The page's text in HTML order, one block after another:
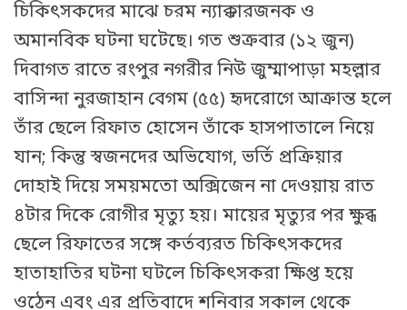
চিকিৎসকদের মাঝে চরম ন্যাক্কারজনক ও
অমানবিক ঘটনা ঘটেছে। গত শুক্রবার (১২ জুন)
দিবাগত রাতে রংপুর নগরীর নিউ জুম্মাপাড়া মহল্লার
বাসিন্দা নুরজাহান বেগম (৫৫) হৃদরোগে আক্রান্ত হলে
তাঁর ছেলে রিফাত হোসেন তাঁকে হাসপাতালে নিয়ে
যান; কিন্তু স্বজনদের অভিযোগ, ভর্তি প্রক্রিয়ার
দোহাই দিয়ে সময়মতো অক্সিজেন না দেওয়ায় রাত
৪টার দিকে রোগীর মৃত্যু হয়। মায়ের মৃত্যুর পর ক্ষুব্ধ
ছেলে রিফাতের সঙ্গে কর্তব্যরত চিকিৎসকদের
হাতাহাতির ঘটনা ঘটলে চিকিৎসকরা ক্ষিপ্ত হয়ে
ওঠেন এবং এর প্রতিবাদে শনিবার সকাল থেকে